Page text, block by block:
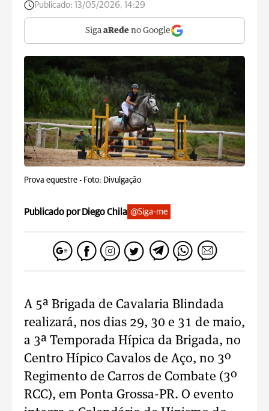
Publicado: 13/05/2026, 14:29
Siga aRede no Google
Prova equestre - Foto: Divulgação
Publicado por Diego Chila @Siga-me
A 5ª Brigada de Cavalaria Blindada
realizará, nos dias 29, 30 e 31 de maio,
a 3ª Temporada Hípica da Brigada, no
Centro Hípico Cavalos de Aço, no 3º
Regimento de Carros de Combate (3º
RCC), em Ponta Grossa-PR. O evento